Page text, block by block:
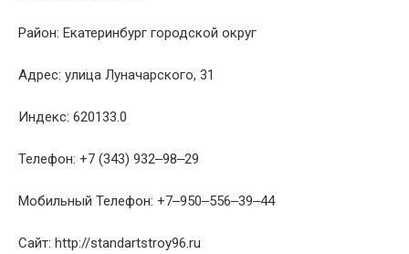
Район: Екатеринбург городской округ
Адрес: улица Луначарского, 31
Индекс: 620133.0
Телефон: +7 (343) 932‒98‒29
Мобильный Телефон: +7‒950‒556‒39‒44
Сайт: http://standartstroy96.ru